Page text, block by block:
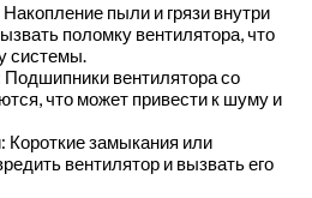
пыли и грязи внутри
поломку вентилятора, что
системы.
вентилятора со
что может привести к шуму и
Короткие замыкания или
вентилятор и вызвать его